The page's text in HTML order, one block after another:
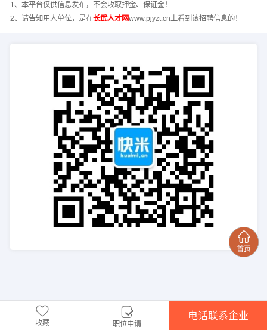
1、本平台仅供信息发布，不会收取押金、保证金！
2、请告知用人单位，是在长武人才网www.pjyzt.cn上看到该招聘信息的！
收藏 职位申请
电话联系企业